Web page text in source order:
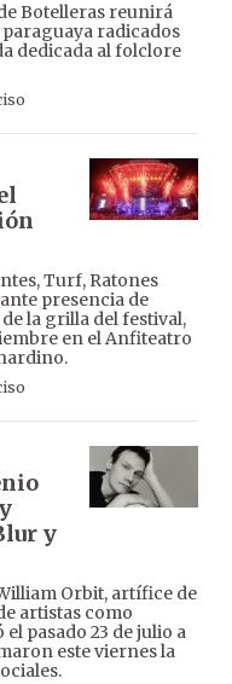
Botelleras reunirá
radicados
dedicada al folclore
Turf, Ratones
presencia de
la grilla del festival,
en el Anfiteatro
y
Orbit, artífice de
artistas como
pasado 23 de julio a
este viernes la